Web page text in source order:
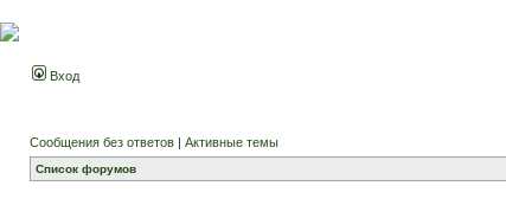
Вход
Сообщения без ответов | Активные темы
Список форумов